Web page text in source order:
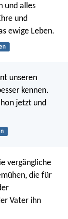
und alles
und
ewige Leben.
unseren
kennen.
jetzt und
vergängliche
die für
Vater ihn